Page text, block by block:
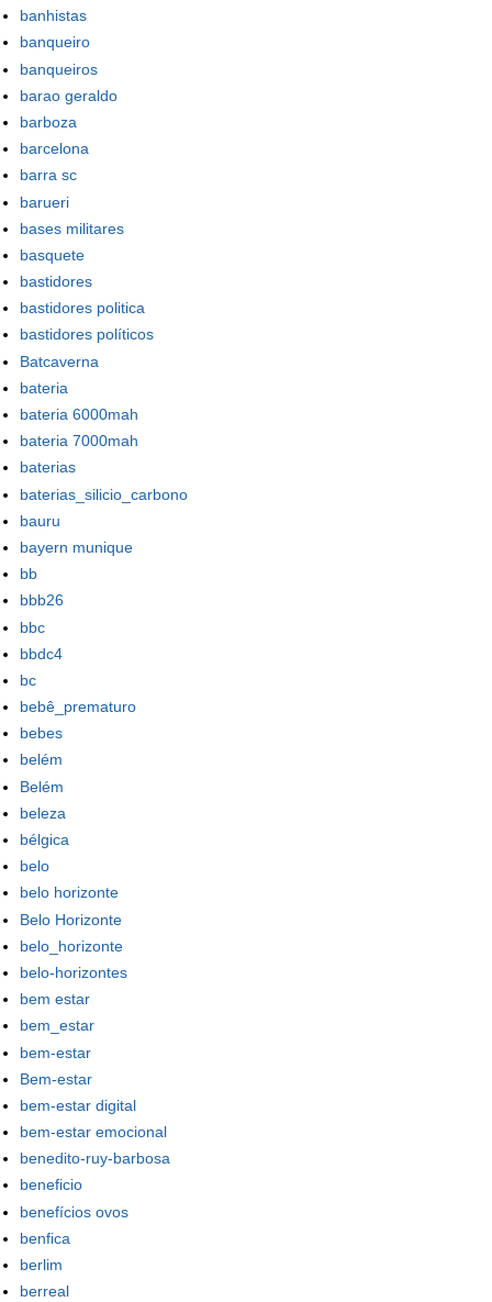
banhistas
banqueiro
banqueiros
barao geraldo
barboza
barcelona
barra sc
barueri
bases militares
basquete
bastidores
bastidores politica
bastidores políticos
Batcaverna
bateria
bateria 6000mah
bateria 7000mah
baterias
baterias_silicio_carbono
bauru
bayern munique
bb
bbb26
bbc
bbdc4
bc
bebê_prematuro
bebes
belém
Belém
beleza
bélgica
belo
belo horizonte
Belo Horizonte
belo_horizonte
belo-horizontes
bem estar
bem_estar
bem-estar
Bem-estar
bem-estar digital
bem-estar emocional
benedito-ruy-barbosa
beneficio
benefícios ovos
benfica
berlim
berreal